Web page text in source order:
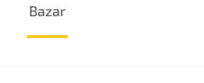
Bazar